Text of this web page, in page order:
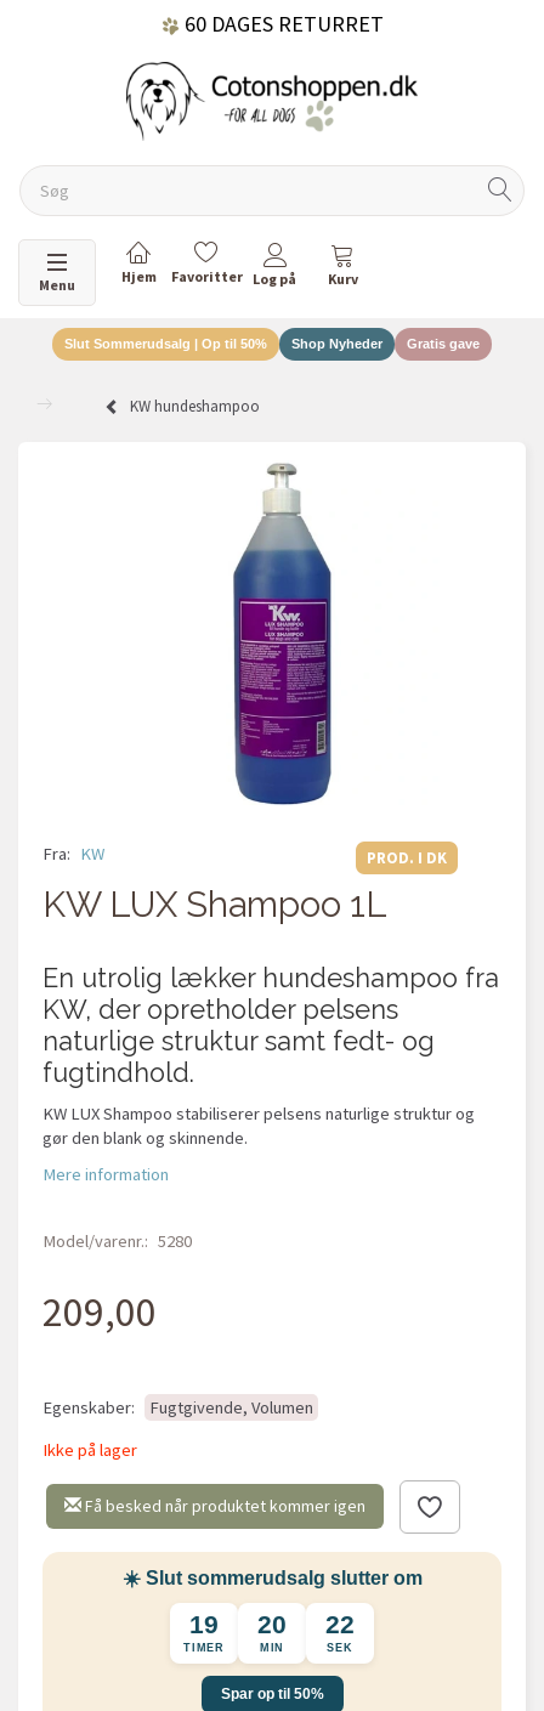
60 DAGES RETURRET
Skifte navigation
Menu
Slut Sommerudsalg | Op til 50% Shop Nyheder Gratis gave
KW hundeshampoo
PROD. I DK
Fra: KW
KW LUX Shampoo 1L
En utrolig lækker hundeshampoo fra
KW, der opretholder pelsens
naturlige struktur samt fedt- og
fugtindhold.
KW LUX Shampoo stabiliserer pelsens naturlige struktur og
gør den blank og skinnende.
Mere information
Model/varenr.: 5280
209,00
Egenskaber:
Fugtgivende, Volumen
Ikke på lager
Få besked når produktet kommer igen
☀️ Slut sommerudsalg slutter om
19
TIMER
20
MIN
22
SEK
Spar op til 50%